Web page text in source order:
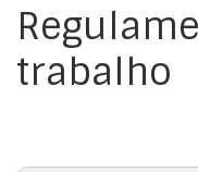
trabalho